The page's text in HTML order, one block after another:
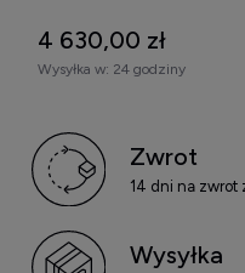
4 630,00 zł
Wysyłka w: 24 godziny
Zwrot
14 dni na zwrot
Wysyłka